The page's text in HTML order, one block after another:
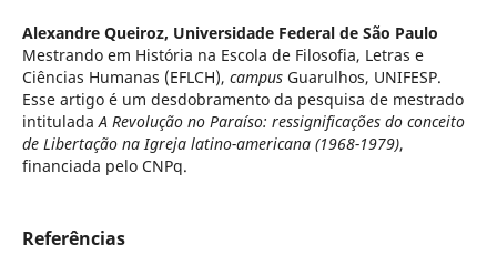
Alexandre Queiroz, Universidade Federal de São Paulo
Mestrando em História na Escola de Filosofia, Letras e
Ciências Humanas (EFLCH), campusGuarulhos, UNIFESP.
Esse artigo é um desdobramento da pesquisa de mestrado
intituladaA Revolução no Paraíso: ressignificações do conceito
de Libertação na Igreja latino-americana (1968-1979),
financiada pelo CNPq.
Referências